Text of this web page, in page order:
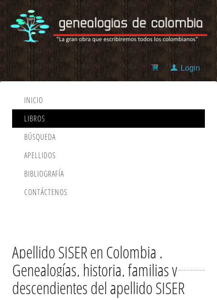
Login
INICIO
LIBROS
BÚSQUEDA
APELLIDOS
BIBLIOGRAFÍA
CONTÁCTENOS
Apellido SISER en Colombia .
Genealogías, historia, familias y
descendientes del apellido SISER